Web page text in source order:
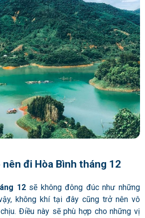
nên đi Hòa Bình tháng 12
12sẽ không đông đúc như những
không khí tại đây cũng trở nên vô
Điều này sẽ phù hợp cho những vị